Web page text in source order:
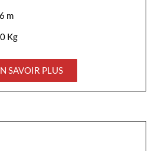
m
Kg
SAVOIR PLUS